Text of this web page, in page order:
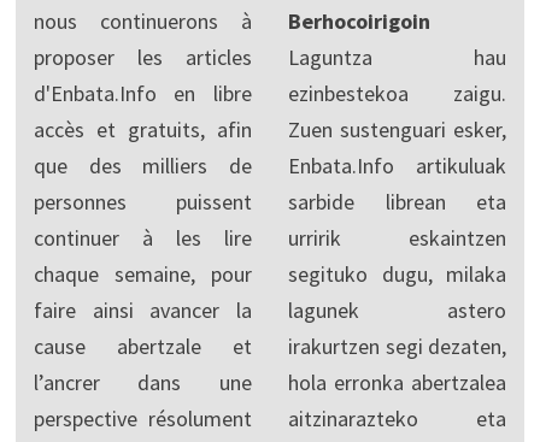
nous continuerons à
proposer les articles
d'Enbata.Info en libre
accès et gratuits, afin
que des milliers de
personnes puissent
continuer à les lire
chaque semaine, pour
faire ainsi avancer la
cause abertzale et
l’ancrer dans une
perspective résolument
Berhocoirigoin
Laguntza hau
ezinbestekoa zaigu.
Zuen sustenguari esker,
Enbata.Info artikuluak
sarbide librean eta
urririk eskaintzen
segituko dugu, milaka
lagunek astero
irakurtzen segi dezaten,
hola erronka abertzalea
aitzinarazteko eta